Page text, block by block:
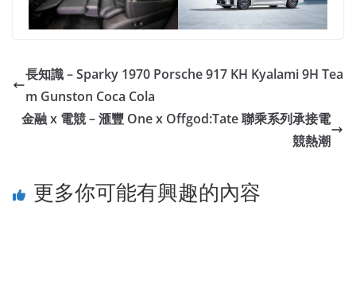
長知識 – Sparky 1970 Porsche 917 KH Kyalami 9H Tea
m Gunston Coca Cola
金融 x 電競 – 滙豐 One x Offgod:Tate 聯乘系列承接電
競熱潮
更多你可能有興趣的內容